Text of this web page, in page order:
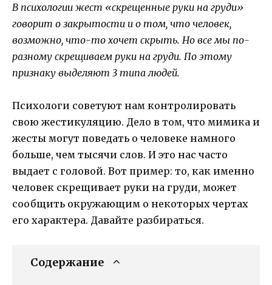
В психологии жест «скрещенные руки на груди»
говорит о закрытости и о том, что человек,
возможно, что-то хочет скрыть. Но все мы по-
разному скрещиваем руки на груди. По этому
признаку выделяют 3 типа людей.
Психологи советуют нам контролировать
свою жестикуляцию. Дело в том, что мимика и
жесты могут поведать о человеке намного
больше, чем тысячи слов. И это нас часто
выдает с головой. Вот пример: то, как именно
человек скрещивает руки на груди, может
сообщить окружающим о некоторых чертах
его характера. Давайте разбираться.
Содержание